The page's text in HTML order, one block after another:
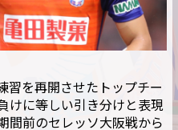
習を再開させたトップチー
けに等しい引き分けと表現
間前のセレッソ大阪戦から